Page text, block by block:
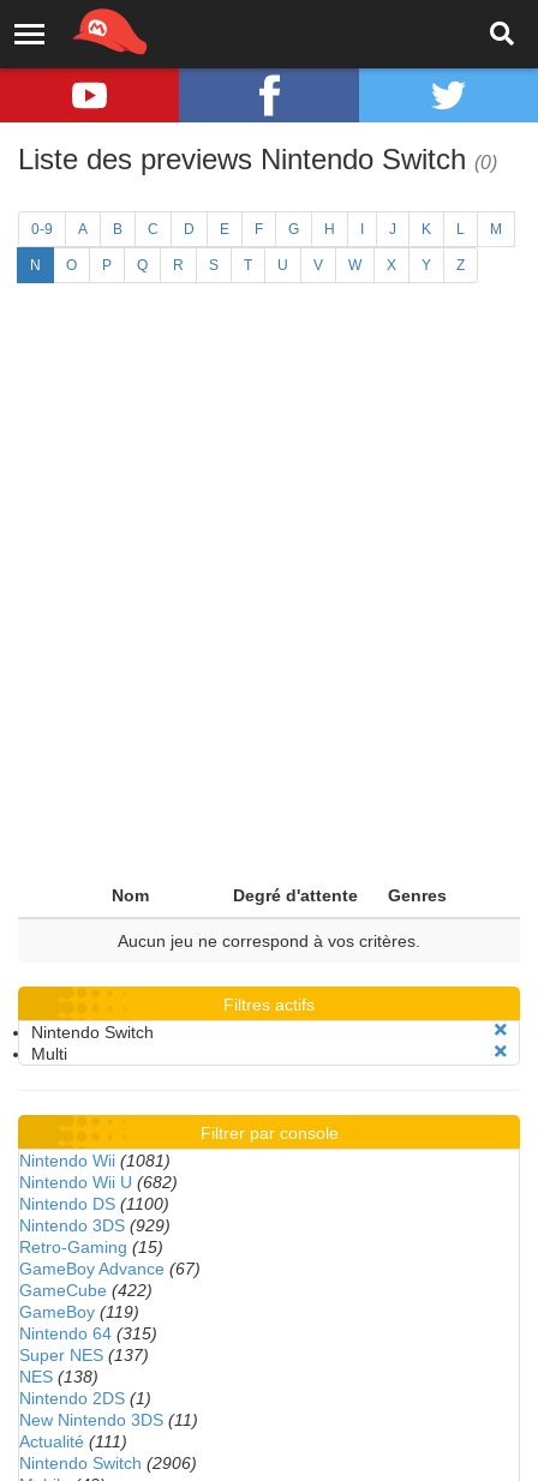
Liste des previews Nintendo Switch (0)
0-9 A B C D E F G H J K L M
N O P Q R S T U V W X Y Z
Nom Degré d'attente Genres
Aucun jeu ne correspond à vos critères.
Filtres actifs
Nintendo Switch
Multi
Filtrer par console
Nintendo Wii (1081)
Nintendo Wii U (682)
Nintendo DS (1100)
Nintendo 3DS (929)
Retro-Gaming (15)
GameBoy Advance (67)
GameCube (422)
GameBoy (119)
Nintendo 64 (315)
Super NES (137)
NES (138)
Nintendo 2DS (1)
New Nintendo 3DS (11)
Actualité (111)
Nintendo Switch (2906)